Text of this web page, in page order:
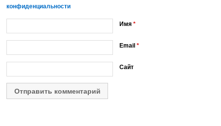
конфиденциальности
Имя*
Email*
Сайт